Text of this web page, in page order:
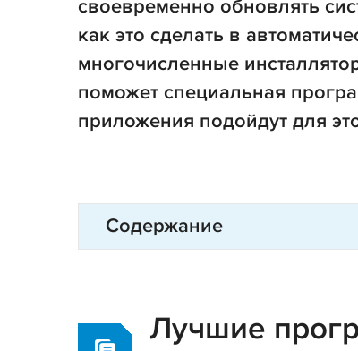
своевременно обновлять
как это сделать в
многочисленные
поможет специальная
приложения подойдут для
Содержание
Лучшие